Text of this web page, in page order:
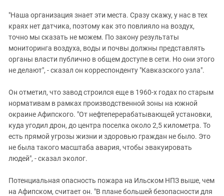
"Наша организация знает эти места. Сразу скажу, у нас в тех
краях нет датчика, поэтому как это повлияло на воздух,
точно мы сказать не можем. По закону результаты
мониторинга воздуха, воды и почвы должны представлять
органы власти публично в общем доступе в сети. Но они этого
не делают", - сказал он корреспонденту "Кавказского узла".
Он отметил, что завод строился еще в 1960-х годах по старым
нормативам в рамках производственной зоны на южной
окраине Афипского. "От нефтеперерабатывающей установки,
куда угодил дрон, до центра поселка около 2,5 километра. То
есть прямой угрозы жизни и здоровью граждан не было. Это
не была такого масштаба авария, чтобы эвакуировать
людей", - сказал эколог.
Потенциальная опасность пожара на Ильском НПЗ выше, чем
на Афипском, считает он. "В плане большей безопасности для